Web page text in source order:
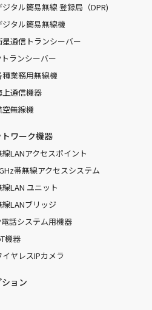
ジタル簡易無線 登録局（DPR)
ジタル簡易無線機
星通信トランシーバー
ランシーバー
種業務用無線機
上通信機器
空無線機
ワーク機器
線LANアクセスポイント
帯無線アクセスシステム
線LAN ユニット
線LANブリッジ
電話システム用機器
機器
イヤレスIPカメラ
ョン